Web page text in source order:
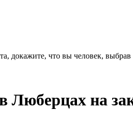
докажите, что вы человек, выбрав
Люберцах на